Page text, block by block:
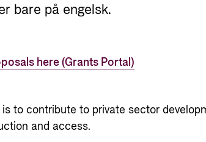
bare på engelsk.
here (Grants Portal)
to contribute to private sector
and access.